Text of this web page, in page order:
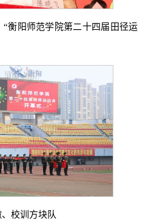
衡阳师范学院第二十四届田径运
校训方块队